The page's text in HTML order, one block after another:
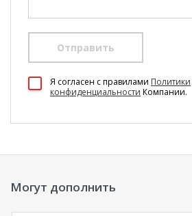
Отправить
Я согласен c правилами Политики
конфиденциальности Компании.
Могут дополнить